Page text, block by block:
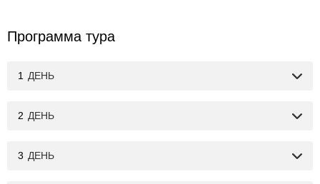
Программа тура
1 ДЕНЬ
2 ДЕНЬ
3 ДЕНЬ